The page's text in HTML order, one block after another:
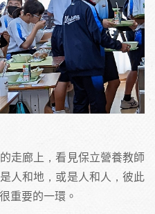
走廊上，看見保立營養教師
人和地，或是人和人，彼此
重要的一環。